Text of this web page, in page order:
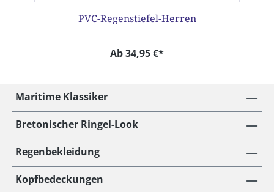
PVC-Regenstiefel-Herren
Ab 34,95 €*
Maritime Klassiker
Bretonischer Ringel-Look
Regenbekleidung
Kopfbedeckungen